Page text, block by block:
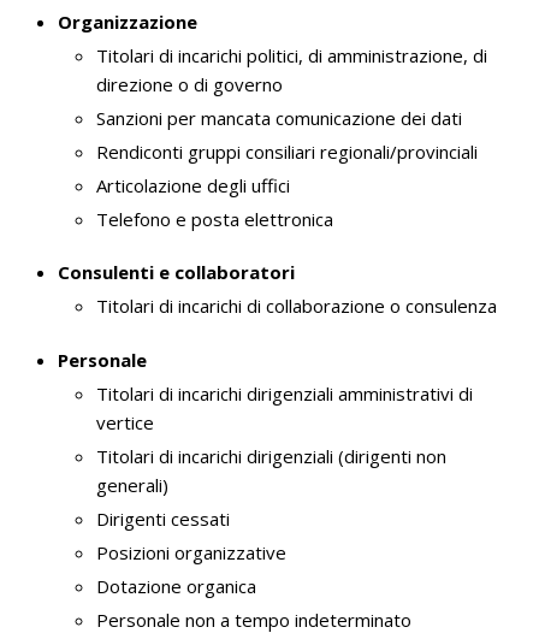
Organizzazione
Titolari di incarichi politici, di amministrazione, di
direzione o di governo
Sanzioni per mancata comunicazione dei dati
Rendiconti gruppi consiliari regionali/provinciali
Articolazione degli uffici
Telefono e posta elettronica
Consulenti e collaboratori
Titolari di incarichi di collaborazione o consulenza
Personale
Titolari di incarichi dirigenziali amministrativi di
vertice
Titolari di incarichi dirigenziali (dirigenti non
generali)
Dirigenti cessati
Posizioni organizzative
Dotazione organica
Personale non a tempo indeterminato